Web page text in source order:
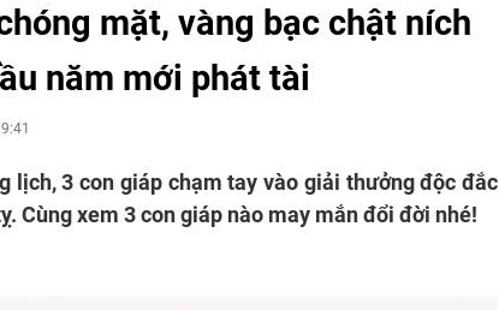
mặt, vàng bạc chật ních
năm mới phát tài
lịch, 3 con giáp chạm tay vào giải thưởng độc đắc
Cùng xem 3 con giáp nào may mắn đổi đời nhé!